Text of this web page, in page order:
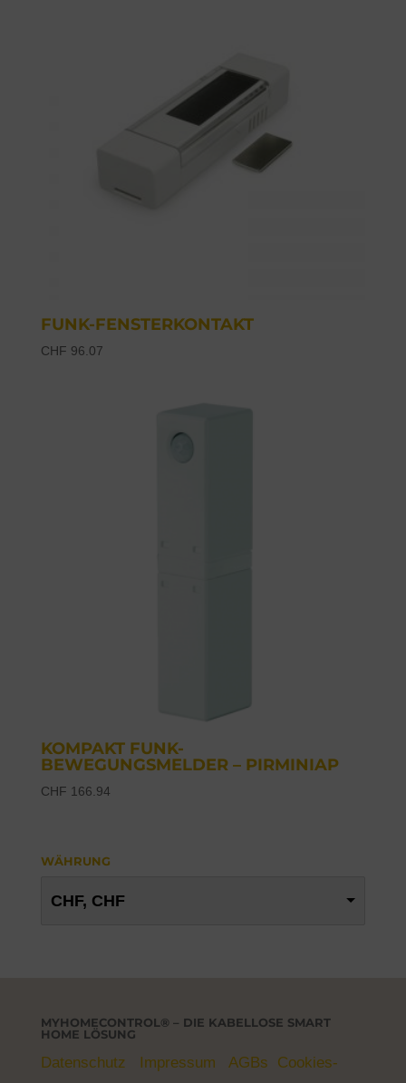
FUNK-FENSTERKONTAKT
CHF 96.07
KOMPAKT FUNK-
BEWEGUNGSMELDER – PIRMINIAP
CHF 166.94
WÄHRUNG
CHF, CHF
MYHOMECONTROL® – DIE KABELLOSE SMART
HOME LÖSUNG
Datenschutz Impressum AGBs Cookies-